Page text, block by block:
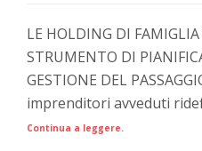
LE HOLDING DI
STRUMENTO DI
GESTIONE DEL
imprenditori avveduti
Continua a leggere.